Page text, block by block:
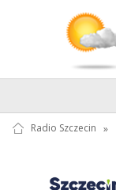
Radio Szczecin »